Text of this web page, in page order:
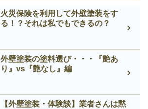
火災保険を利用して外壁塗装をす
る！？それは私でもできるの？
外壁塗装の塗料選び・・・『艶あ
り』vs『艶なし』編
【外壁塗装・体験談】業者さんは黙